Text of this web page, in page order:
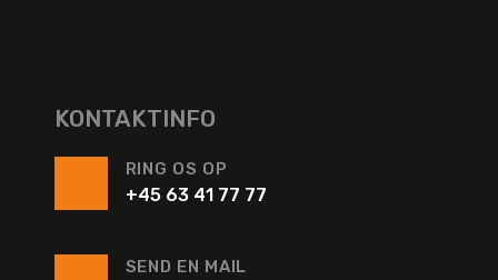
KONTAKTINFO
RING OS OP
+45 63 41 77 77
SEND EN MAIL